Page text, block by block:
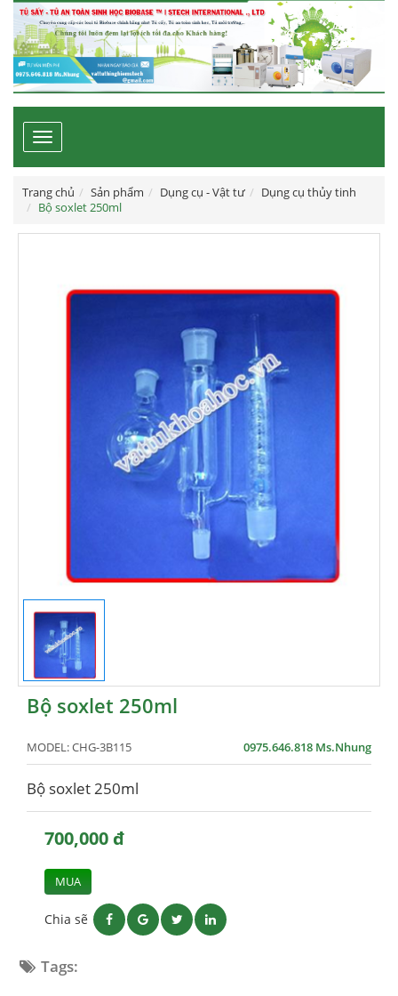
Toggle
navigation
Trang chủ Sản phẩm Dụng cụ - Vật tư
Dụng cụ thủy tinh
Bộ soxlet 250ml
Bộ soxlet 250ml
MODEL:CHG-3B115 0975.646.818 Ms.Nhung
Bộ soxlet 250ml
700,000 đ
MUA
Chia sẽ
Tags: